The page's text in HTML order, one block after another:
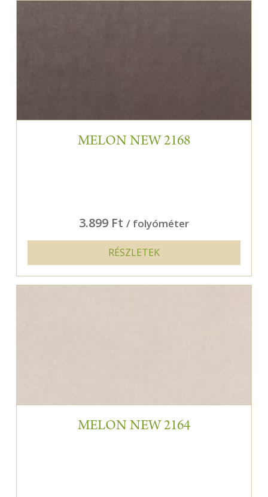
MELON NEW 2168
3.899 Ft / folyóméter
RÉSZLETEK
MELON NEW 2164